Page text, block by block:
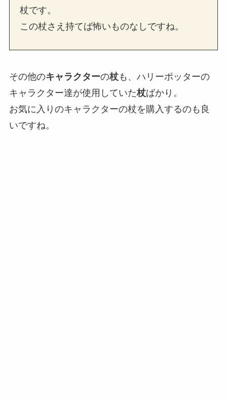
杖です。
この杖さえ持てば怖いものなしですね。
その他のキャラクターの杖も、ハリーポッターの
キャラクター達が使用していた杖ばかり。
お気に入りのキャラクターの杖を購入するのも良
いですね。